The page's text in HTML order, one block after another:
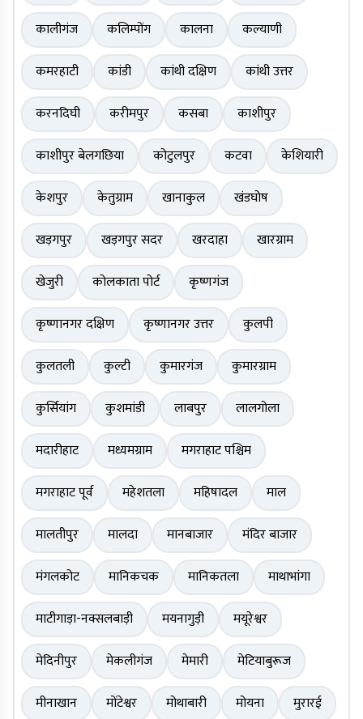
कालीगंज
कलिम्पोंग कालना
कल्याणी
कमरहाटी
कांडी कांथी दक्षिण
कांथी उत्तर
करनदिघी
करीमपुर कसबा
काशीपुर
काशीपुर बेलगछिया
कोटुलपुर कटवा
केशियारी
केशपुर
केतुग्राम खानाकुल
खंडघोष
खड़गपुर
खड़गपुर सदर खरदाहा
खारग्राम
खेजुरी
कोलकाता पोर्ट
कृष्णगंज
कृष्णानगर दक्षिण
कृष्णानगर उत्तर
कुलपी
कुलतली
कुल्टी कुमारगंज
कुमारग्राम
कुर्सियांग
कुशमांडी लाबपुर
लालगोला
मदारीहाट
मध्यमग्राम
मगराहाट पश्चिम
मगराहाट पूर्व
महेशतला महिषादल
माल
मालतीपुर
मालदा मानबाजार
मंदिर बाजार
मंगलकोट
मानिकचक मानिकतला
माथाभांगा
माटीगाड़ा-नक्सलबाड़ी
मयनागुड़ी
मयूरेश्वर
मेदिनीपुर
मेकलीगंज मेमारी
मेटियाबुरूज
मीनाखान
मोंटेश्वर मोथाबारी मोयना मुरारई